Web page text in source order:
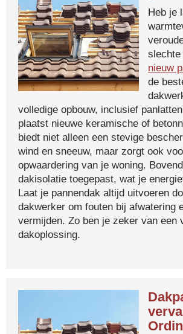
Heb je
nieuw
de
volledige opbouw, inclusief
plaatst nieuwe keramische of
biedt niet alleen een stevige
wind en sneeuw, maar zorgt ook
opwaardering van je woning.
dakisolatie toegepast, wat je
Laat je pannendak altijd uitvoeren
dakwerker om fouten bij afwatering
vermijden. Zo ben je zeker van een
dakoplossing.